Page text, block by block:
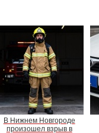
В Нижнем Новгороде
произошел взрыв в